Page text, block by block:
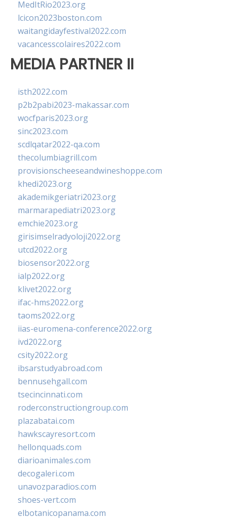
MedItRio2023.org
lcicon2023boston.com
waitangidayfestival2022.com
vacancesscolaires2022.com
MEDIA PARTNER II
isth2022.com
p2b2pabi2023-makassar.com
wocfparis2023.org
sinc2023.com
scdlqatar2022-qa.com
thecolumbiagrill.com
provisionscheeseandwineshoppe.com
khedi2023.org
akademikgeriatri2023.org
marmarapediatri2023.org
emchie2023.org
girisimselradyoloji2022.org
utcd2022.org
biosensor2022.org
ialp2022.org
klivet2022.org
ifac-hms2022.org
taoms2022.org
iias-euromena-conference2022.org
ivd2022.org
csity2022.org
ibsarstudyabroad.com
bennusehgall.com
tsecincinnati.com
roderconstructiongroup.com
plazabatai.com
hawkscayresort.com
hellonquads.com
diarioanimales.com
decogaleri.com
unavozparadios.com
shoes-vert.com
elbotanicopanama.com